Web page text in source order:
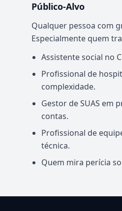
Público-Alvo
Qualquer pessoa com
Especialmente quem
Assistente social no
Profissional de
complexidade.
Gestor de SUAS em
contas.
Profissional de
técnica.
Quem mira perícia